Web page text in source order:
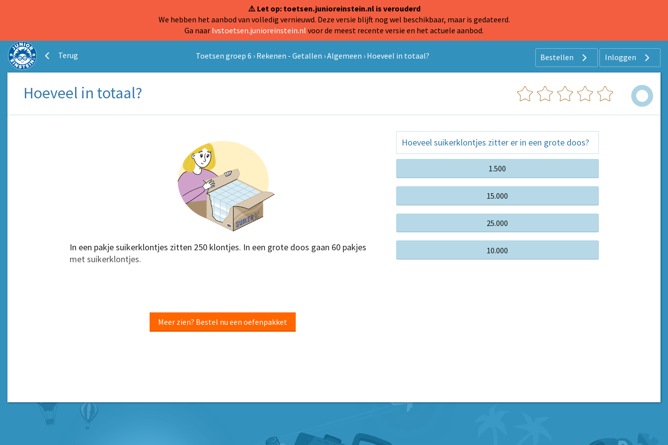
⚠️ Let op: toetsen.junioreinstein.nl is verouderd
We hebben het aanbod van volledig vernieuwd. Deze versie blijft nog wel beschikbaar, maar is gedateerd.
Ga naar lvstoetsen.junioreinstein.nl voor de meest recente versie en het actuele aanbod.
Terug Toetsen groep 6 › Rekenen - Getallen ›Algemeen › Hoeveel in totaal? Bestellen Inloggen
Hoeveel in totaal?
In een pakje suikerklontjes zitten 250 klontjes. In een grote doos gaan 60 pakjes
met suikerklontjes.
Meer zien? Bestel nu een oefenpakket
Hoeveel suikerklontjes zitter er in een grote doos?
1.500
15.000
25.000
10.000